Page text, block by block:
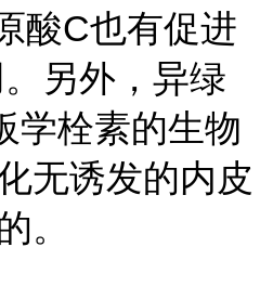
酸C也有促进
另外，异绿
学栓素的生物
无诱发的内皮
。